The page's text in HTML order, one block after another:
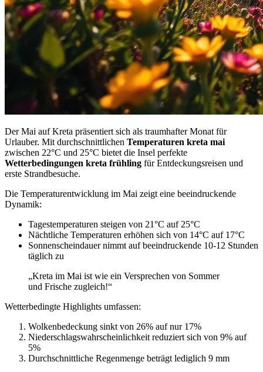
Der Mai auf Kreta präsentiert sich als traumhafter Monat für
Urlauber. Mit durchschnittlichen Temperaturen kreta mai
zwischen 22°C und 25°C bietet die Insel perfekte
Wetterbedingungen kreta frühling für Entdeckungsreisen und
erste Strandbesuche.
Die Temperaturentwicklung im Mai zeigt eine beeindruckende
Dynamik:
Tagestemperaturen steigen von 21°C auf 25°C
Nächtliche Temperaturen erhöhen sich von 14°C auf 17°C
Sonnenscheindauer nimmt auf beeindruckende 10-12 Stunden
täglich zu
„Kreta im Mai ist wie ein Versprechen von Sommer
und Frische zugleich!“
Wetterbedingte Highlights umfassen:
Wolkenbedeckung sinkt von 26% auf nur 17%
Niederschlagswahrscheinlichkeit reduziert sich von 9% auf
5%
Durchschnittliche Regenmenge beträgt lediglich 9 mm